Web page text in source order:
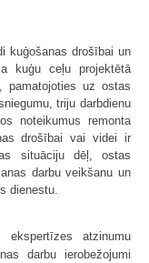
kuģošanas drošībai un
kuģu ceļu projektētā
pamatojoties uz ostas
triju darbdienu
noteikumus remonta
drošībai vai videi ir
situāciju dēļ, ostas
darbu veikšanu un
dienestu.
atzinumu
darbu ierobežojumi